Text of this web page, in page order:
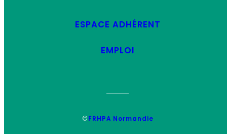
ESPACE ADHÉRENT
EMPLOI
©FRHPA Normandie